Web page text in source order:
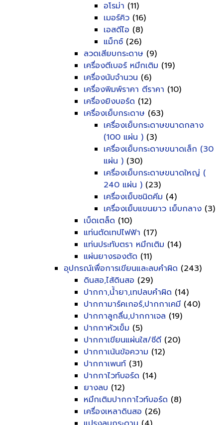
อโรม่า (11)
เมอร์คิว (16)
เอสดีไอ (8)
แม็กซ์ (26)
ลวดเสียบกระดาษ (9)
เครื่องตีเบอร์ หมึกเติม (19)
เครื่องนับจำนวน (6)
เครื่องพิมพ์ราคา ตีราคา (10)
เครื่องยิงบอร์ด (12)
เครื่องเย็บกระดาษ (63)
เครื่องเย็บกระดาษขนาดกลาง
(100 แผ่น ) (3)
เครื่องเย็บกระดาษขนาดเล็ก (30
แผ่น ) (30)
เครื่องเย็บกระดาษขนาดใหญ่ (
240 แผ่น ) (23)
เครื่องเย็บชนิดคีม (4)
เครื่องเย็บแขนยาว เย็บกลาง (3)
เบ็ดเตล็ด (10)
แท่นตัดเทปไฟฟ้า (17)
แท่นประทับตรา หมึกเติม (14)
แผ่นยางรองตัด (11)
อุปกรณ์เพื่อการเขียนและลบคำผิด (243)
ดินสอ,ไส้ดินสอ (29)
ปากกา,น้ำยา,เทปลบคำผิด (14)
ปากกามาร์คเกอร์,ปากกาเคมี (40)
ปากกาลูกลื่น,ปากกาเจล (19)
ปากกาหัวเข็ม (5)
ปากกาเขียนแผ่นใส/ซีดี (20)
ปากกาเน้นข้อความ (12)
ปากกาเพนท์ (31)
ปากกาไวท์บอร์ด (14)
ยางลบ (12)
หมึกเติมปากกาไวท์บอร์ด (8)
เครื่องเหลาดินสอ (26)